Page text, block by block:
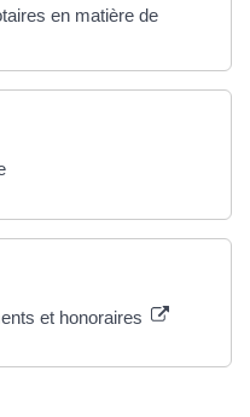
en matière de
et honoraires